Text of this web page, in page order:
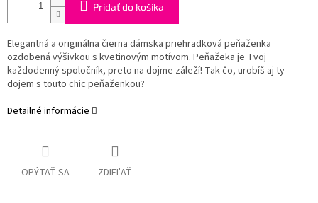
Pridať do košíka
Elegantná a originálna čierna dámska priehradková peňaženka
ozdobená výšivkou s kvetinovým motívom. Peňažeka je Tvoj
každodenný spoločník, preto na dojme záleží! Tak čo, urobíš aj ty
dojem s touto chic peňaženkou?
Detailné informácie
OPÝTAŤ SA ZDIEĽAŤ